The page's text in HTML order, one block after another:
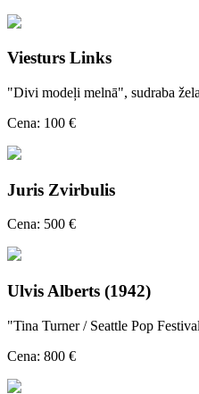
Viesturs Links
"Divi modeļi melnā", sudraba
Cena: 100 €
Juris Zvirbulis
Cena: 500 €
Ulvis Alberts (1942)
"Tina Turner / Seattle Pop
Cena: 800 €